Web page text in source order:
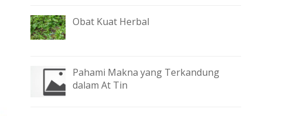
Obat Kuat Herbal
Pahami Makna yang Terkandung
dalam At Tin